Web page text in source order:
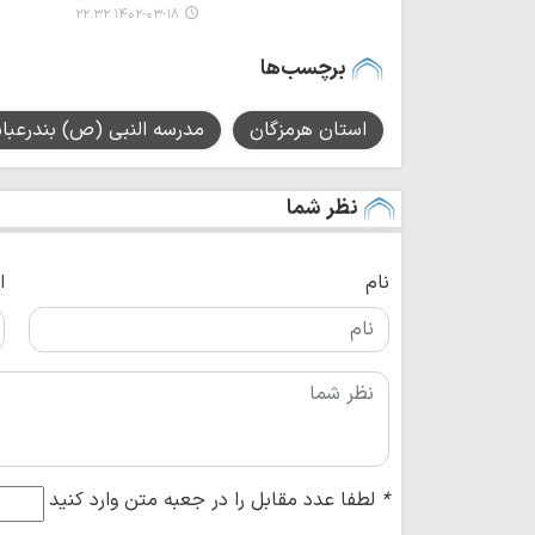
۱۴۰۲-۰۳-۱۸ ۲۲:۳۲
برچسب‌ها
استان هرمزگان مدرسه النبی (ص)
نظر شما
نام
* لطفا عدد مقابل را در جعبه متن وارد کنید